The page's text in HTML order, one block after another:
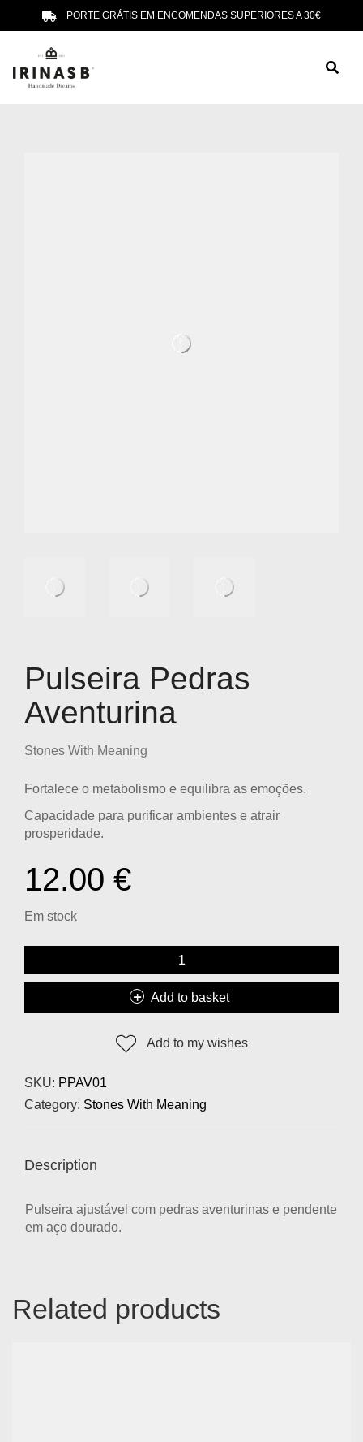
PORTE GRÁTIS EM ENCOMENDAS SUPERIORES A 30€
Pulseira Pedras
Aventurina
Stones With Meaning
Fortalece o metabolismo e equilibra as emoções.
Capacidade para purificar ambientes e atrair
prosperidade.
12.00 €
Em stock
Add to basket
Add to my wishes
SKU: PPAV01
Category: Stones With Meaning
Description
Pulseira ajustável com pedras aventurinas e pendente
em aço dourado.
Related products